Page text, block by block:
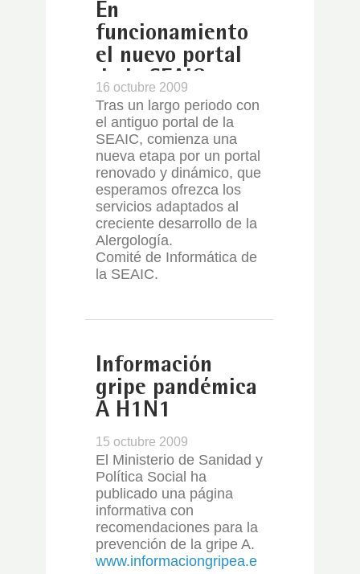
En
funcionamiento
el nuevo portal
de la SEAIC
16 octubre 2009
Tras un largo periodo con
el antiguo portal de la
SEAIC, comienza una
nueva etapa por un portal
renovado y dinámico, que
esperamos ofrezca los
servicios adaptados al
creciente desarrollo de la
Alergología.
Comité de Informática de
la SEAIC.
Información
gripe pandémica
A H1N1
15 octubre 2009
El Ministerio de Sanidad y
Política Social ha
publicado una página
informativa con
recomendaciones para la
prevención de la gripe A.
www.informaciongripea.e